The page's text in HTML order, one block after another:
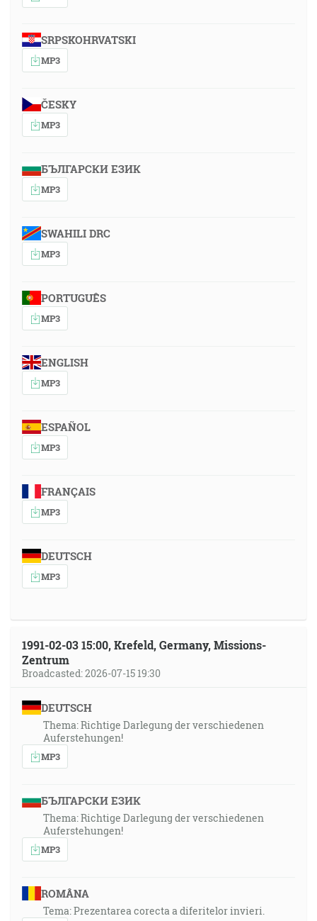
SRPSKOHRVATSKI
MP3
ČESKY
MP3
БЪЛГАРСКИ ЕЗИК
MP3
SWAHILI DRC
MP3
PORTUGUÊS
MP3
ENGLISH
MP3
ESPAÑOL
MP3
FRANÇAIS
MP3
DEUTSCH
MP3
1991-02-03 15:00, Krefeld, Germany, Missions-
Zentrum
Broadcasted: 2026-07-15 19:30
DEUTSCH
Thema: Richtige Darlegung der verschiedenen
Auferstehungen!
MP3
БЪЛГАРСКИ ЕЗИК
Thema: Richtige Darlegung der verschiedenen
Auferstehungen!
MP3
ROMÂNA
Tema: Prezentarea corecta a diferitelor invieri.